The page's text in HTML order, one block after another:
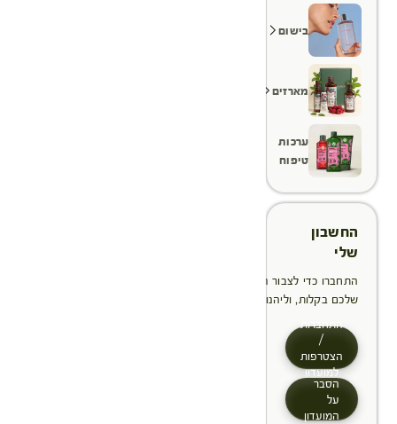
בישום
מארזים
ערכות
טיפוח
החשבון
שלי
התחברו כדי לצבור הטבות, לנהל ולעקוב אחר ההזמנות
שלכם בקלות, וליהנות מתהליך תשלום מהיר יותר
התחברות
/
הצטרפות
למועדון
הסבר
על
המועדון